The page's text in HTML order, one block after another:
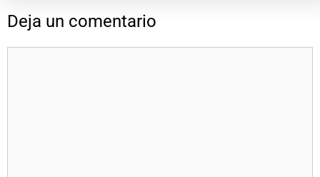
Deja un comentario